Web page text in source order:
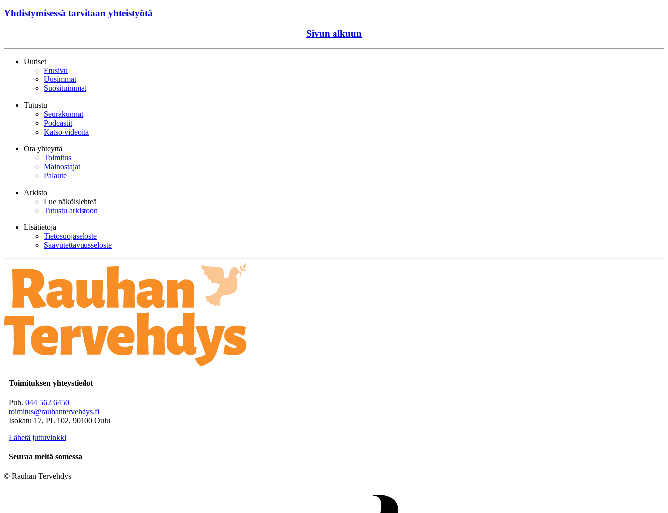
Yhdistymisessä tarvitaan yhteistyötä
Sivun alkuun
Uutiset
Etusivu
Uusimmat
Suosituimmat
Tutustu
Seurakunnat
Podcastit
Katso videoita
Ota yhteyttä
Toimitus
Mainostajat
Palaute
Arkisto
Lue näköislehteä
Tutustu arkistoon
Lisätietoja
Tietosuojaseloste
Saavutettavuusseloste
Toimituksen yhteystiedot
Puh. 044 562 6450
toimitus@rauhantervehdys.fi
Isokatu 17, PL 102, 90100 Oulu
Lähetä juttuvinkki
Seuraa meitä somessa
© Rauhan Tervehdys